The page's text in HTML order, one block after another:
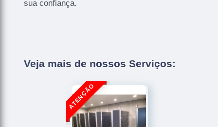
sua confiança.
Veja mais de nossos Serviços: